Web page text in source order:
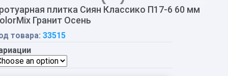
плитка Сиян Классико П17-6 60 мм
Гранит Осень
товара: 33515